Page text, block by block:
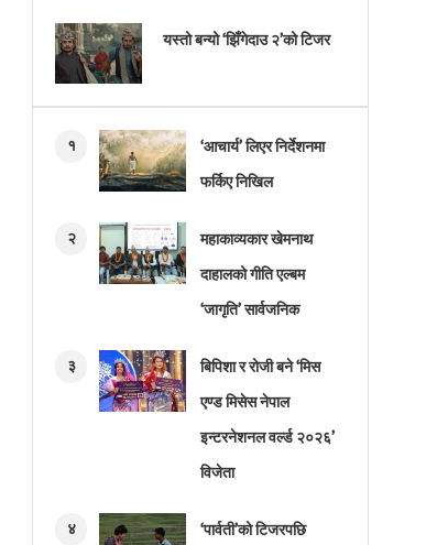
यस्तो बन्यो ‘झिँगेदाउ २’को टिजर
१
‘आचार्य’ लिएर निर्देशनमा
फर्किए निखिल
२
महाकाव्यकार खेमनाथ
दाहालको गीति एल्बम
‘जागृति’ सार्वजनिक
३
बिपिशा र रोजी बने ‘मिस
एण्ड मिसेस नेपाल
इन्टरनेशनल वर्ल्ड २०२६’
विजेता
४
‘पार्वती’को टिजरपछि